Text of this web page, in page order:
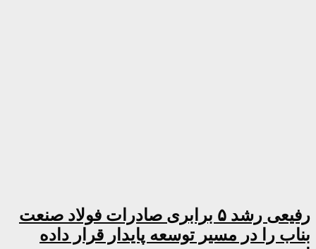
رفیعی رشد ۵ برابری صادرات فولاد صنعت
بناب را در مسیر توسعه پایدار قرار داده